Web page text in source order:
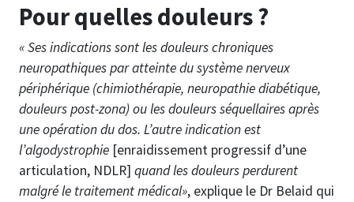
Pour quelles douleurs ?
« Ses indications sont les douleurs chroniques
neuropathiques par atteinte du système nerveux
périphérique (chimiothérapie, neuropathie diabétique,
douleurs post-zona) ou les douleurs séquellaires après
une opération du dos. L’autre indication est
l’algodystrophie [enraidissement progressif d’une
articulation, NDLR] quand les douleurs perdurent
malgré le traitement médical», explique le Dr Belaid qui